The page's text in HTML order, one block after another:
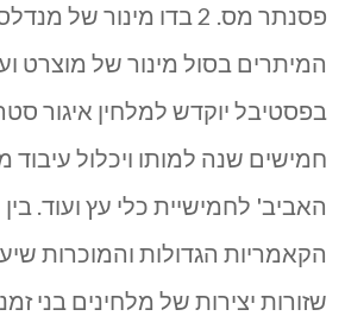
פסנתר מס. 2 בדו מינור של
המיתרים בסול מינור של מוצרט
בפסטיבל יוקדש למלחין איגור
חמישים שנה למותו ויכלול עיבוד
האביב' לחמישיית כלי עץ ועוד.
הקאמריות הגדולות והמוכרות
שזורות יצירות של מלחינים בני